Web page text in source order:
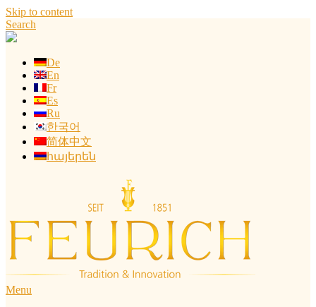
Skip to content
Search
De
En
Fr
Es
Ru
한국어
简体中文
հայերեն
Menu